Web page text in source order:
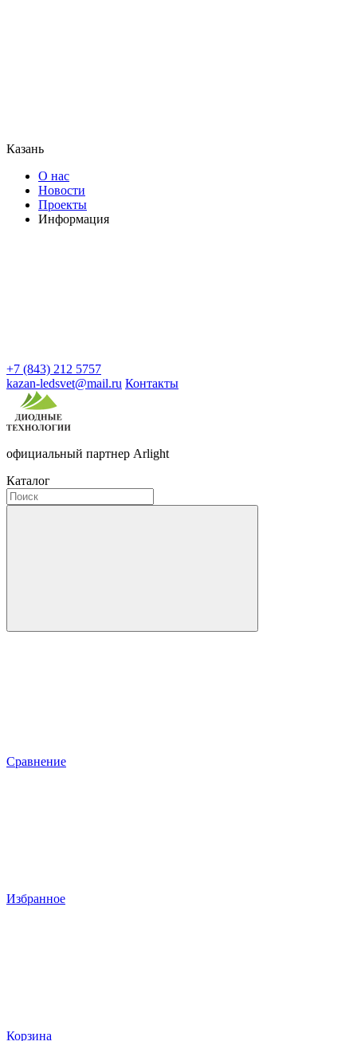
Казань
О нас
Новости
Проекты
Информация
+7 (843) 212 5757
kazan-ledsvet@mail.ru Контакты
официальный партнер Arlight
Каталог
Сравнение
Избранное
Корзина